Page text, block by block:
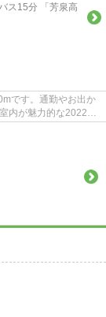
ス15分 「芳泉高
です。通勤やお出か
内が魅力的な2022年